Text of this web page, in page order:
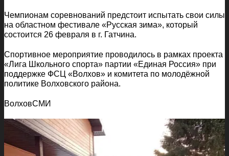
Чемпионам соревнований предстоит испытать свои силы
на областном фестивале «Русская зима», который
состоится 26 февраля в г. Гатчина.
Спортивное мероприятие проводилось в рамках проекта
«Лига Школьного спорта» партии «Единая Россия» при
поддержке ФСЦ «Волхов» и комитета по молодёжной
политике Волховского района.
ВолховСМИ